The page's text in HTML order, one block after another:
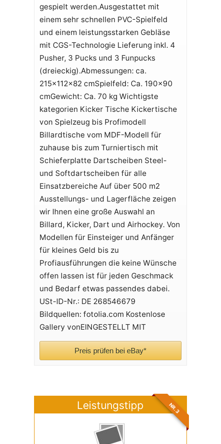
gespielt werden.Ausgestattet mit
einem sehr schnellen PVC-Spielfeld
und einem leistungsstarken Gebläse
mit CGS-Technologie Lieferung inkl. 4
Pusher, 3 Pucks und 3 Funpucks
(dreieckig).Abmessungen: ca.
215x112x82 cmSpielfeld: Ca. 190x90
cmGewicht: Ca. 70 kg Wichtigste
kategorien Kicker Tische Kickertische
von Spielzeug bis Profimodell
Billardtische vom MDF-Modell für
zuhause bis zum Turniertisch mit
Schieferplatte Dartscheiben Steel-
und Softdartscheiben für alle
Einsatzbereiche Auf über 500 m2
Ausstellungs- und Lagerfläche zeigen
wir Ihnen eine große Auswahl an
Billard, Kicker, Dart und Airhockey. Von
Modellen für Einsteiger und Anfänger
für kleines Geld bis zu
Profiausführungen die keine Wünsche
offen lassen ist für jeden Geschmack
und Bedarf etwas passendes dabei.
USt-ID-Nr.: DE 268546679
Bildquellen: fotolia.com Kostenlose
Gallery vonEINGESTELLT MIT
Preis prüfen bei eBay*
Leistungstipp NR. 3